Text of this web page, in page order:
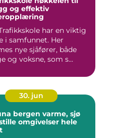
og effektiv
har en viktig
i samfunnet. Her
nye sjåfører, både
og voksne, som s...
30. jun
bergen varme, sjø
omgivelser hele